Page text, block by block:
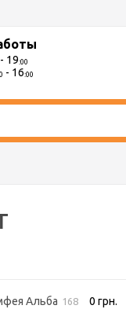
- 19:00
- 16:00
Альба 168
0 грн.